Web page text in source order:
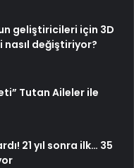
geliştiricileri için 3D
değiştiriyor?
Tutan Aileler ile
21 yıl sonra ilk… 35